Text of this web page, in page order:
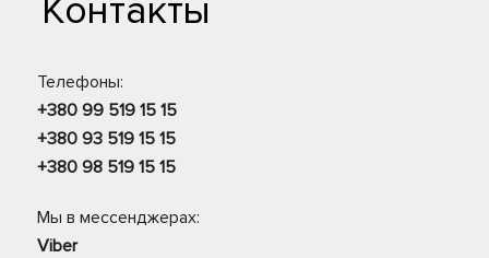
Контакты
Телефоны:
+380 99 519 15 15
+380 93 519 15 15
+380 98 519 15 15
Мы в мессенджерах:
Viber